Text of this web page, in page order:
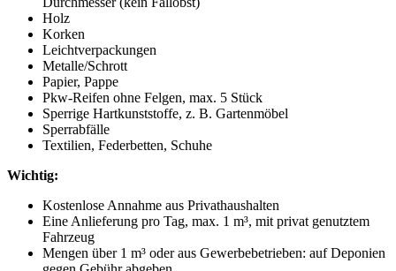
Holz
Korken
Leichtverpackungen
Metalle/Schrott
Papier, Pappe
Pkw-Reifen ohne Felgen, max. 5 Stück
Sperrige Hartkunststoffe, z. B. Gartenmöbel
Sperrabfälle
Textilien, Federbetten, Schuhe
Wichtig:
Kostenlose Annahme aus Privathaushalten
Eine Anlieferung pro Tag, max. 1 m³, mit privat genutztem
Fahrzeug
Mengen über 1 m³ oder aus Gewerbebetrieben: auf Deponien